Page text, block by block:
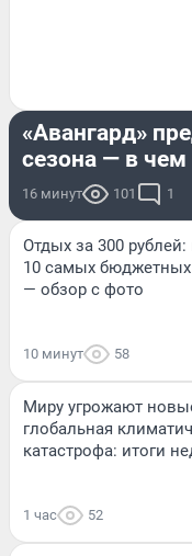
«Авангард»
сезона — в чем
16 минут 101 1
Отдых за 300
10 самых бюджетных
— обзор с фото
10 минут 58
Миру угрожают
глобальная
катастрофа: итоги
1 час 52